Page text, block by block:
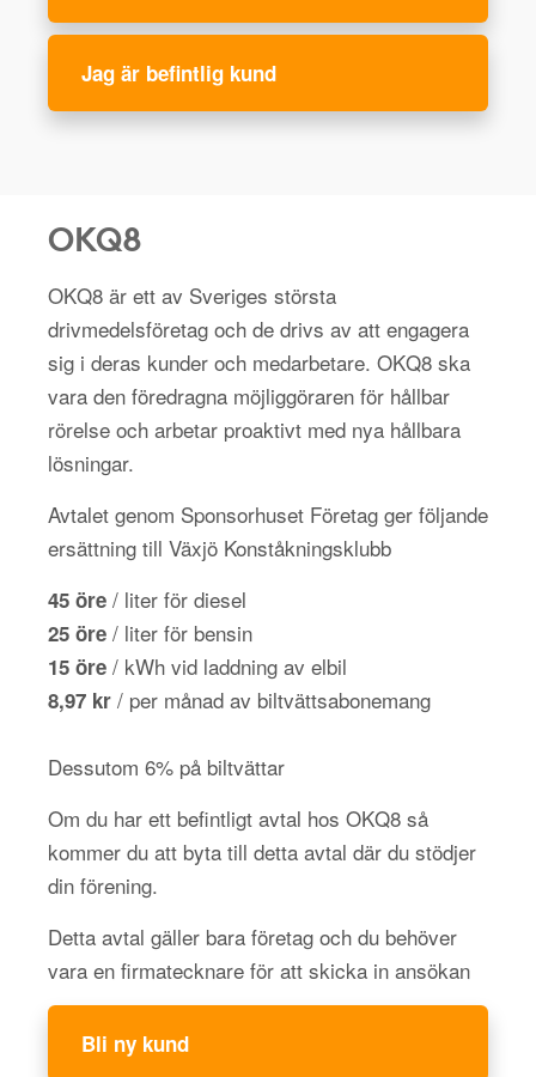
Jag är befintlig kund
OKQ8
OKQ8 är ett av Sveriges största
drivmedelsföretag och de drivs av att engagera
sig i deras kunder och medarbetare. OKQ8 ska
vara den föredragna möjliggöraren för hållbar
rörelse och arbetar proaktivt med nya hållbara
lösningar.
Avtalet genom Sponsorhuset Företag ger följande
ersättning till Växjö Konståkningsklubb
45 öre / liter för diesel
25 öre / liter för bensin
15 öre / kWh vid laddning av elbil
8,97 kr / per månad av biltvättsabonemang
Dessutom 6% på biltvättar
Om du har ett befintligt avtal hos OKQ8 så
kommer du att byta till detta avtal där du stödjer
din förening.
Detta avtal gäller bara företag och du behöver
vara en firmatecknare för att skicka in ansökan
Bli ny kund